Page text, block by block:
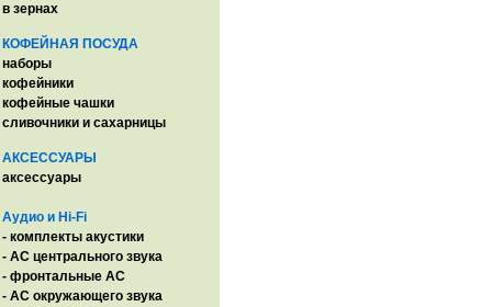
в зернах
КОФЕЙНАЯ ПОСУДА
наборы
кофейники
кофейные чашки
сливочники и сахарницы
АКСЕССУАРЫ
аксессуары
Аудио и Hi-Fi
- комплекты акустики
- AC центрального звука
- фронтальные АС
- АС окружающего звука